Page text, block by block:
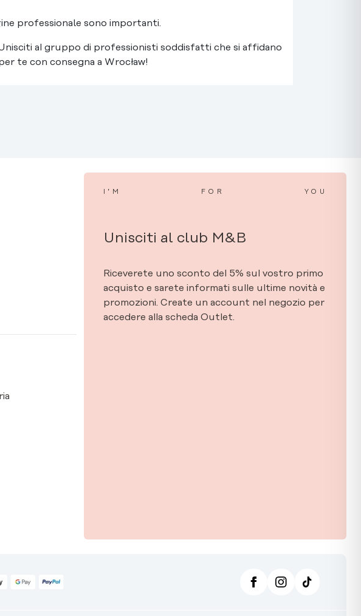
professionale sono importanti.
al gruppo di professionisti soddisfatti che si affidano
te con consegna a Wrocław!
I’M FOR YOU
Unisciti al club M&B
Riceverete uno sconto del 5% sul vostro primo
acquisto e sarete informati sulle ultime novità e
promozioni. Create un account nel negozio per
accedere alla scheda Outlet.